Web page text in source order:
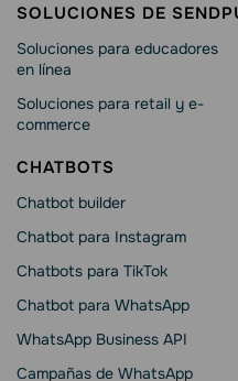
SOLUCIONES DE
Soluciones para educadores
en línea
Soluciones para retail y e-
commerce
CHATBOTS
Chatbot builder
Chatbot para Instagram
Chatbots para TikTok
Chatbot para WhatsApp
WhatsApp Business API
Campañas de WhatsApp